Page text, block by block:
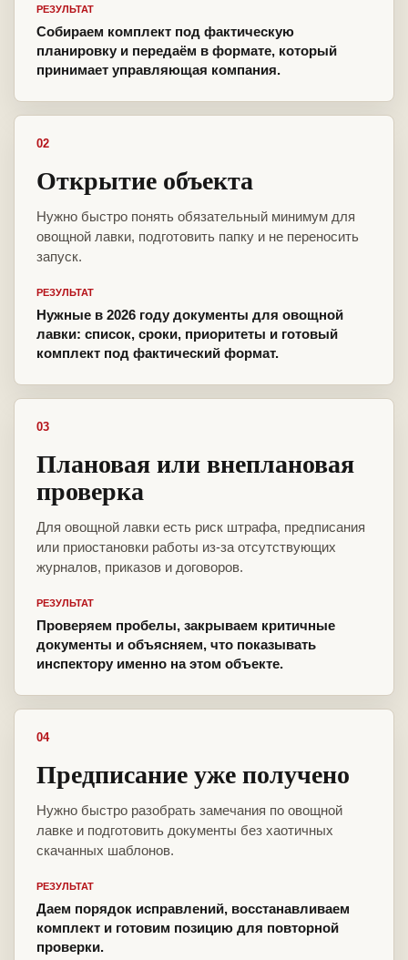
РЕЗУЛЬТАТ
Собираем комплект под фактическую
планировку и передаём в формате, который
принимает управляющая компания.
02
Открытие объекта
Нужно быстро понять обязательный минимум для
овощной лавки, подготовить папку и не переносить
запуск.
РЕЗУЛЬТАТ
Нужные в 2026 году документы для овощной
лавки: список, сроки, приоритеты и готовый
комплект под фактический формат.
03
Плановая или внеплановая
проверка
Для овощной лавки есть риск штрафа, предписания
или приостановки работы из-за отсутствующих
журналов, приказов и договоров.
РЕЗУЛЬТАТ
Проверяем пробелы, закрываем критичные
документы и объясняем, что показывать
инспектору именно на этом объекте.
04
Предписание уже получено
Нужно быстро разобрать замечания по овощной
лавке и подготовить документы без хаотичных
скачанных шаблонов.
РЕЗУЛЬТАТ
Даем порядок исправлений, восстанавливаем
комплект и готовим позицию для повторной
проверки.